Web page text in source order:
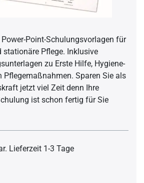
Point-Schulungsvorlagen für
Pflege. Inklusive
zu Erste Hilfe, Hygiene-
Pflegemaßnahmen. Sparen Sie als
jetzt viel Zeit denn Ihre
ist schon fertig für Sie
Lieferzeit 1-3 Tage